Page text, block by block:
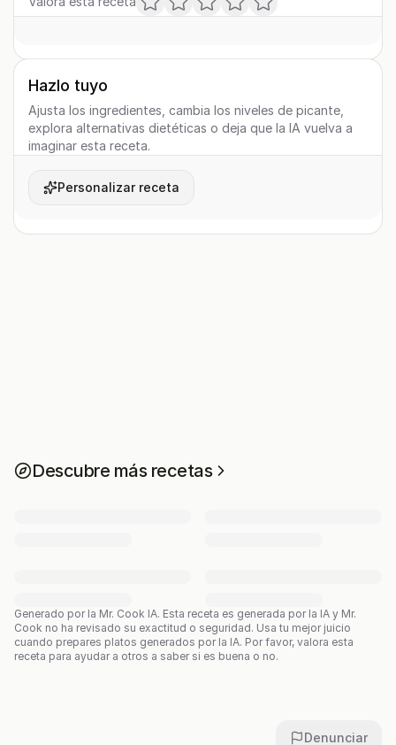
Hazlo tuyo
Ajusta los ingredientes, cambia los niveles de picante,
explora alternativas dietéticas o deja que la IA vuelva a
imaginar esta receta.
Personalizar receta
Descubre más recetas
Generado por la Mr. Cook IA. Esta receta es generada por la IA y Mr.
Cook no ha revisado su exactitud o seguridad. Usa tu mejor juicio
cuando prepares platos generados por la IA. Por favor, valora esta
receta para ayudar a otros a saber si es buena o no.
Denunciar